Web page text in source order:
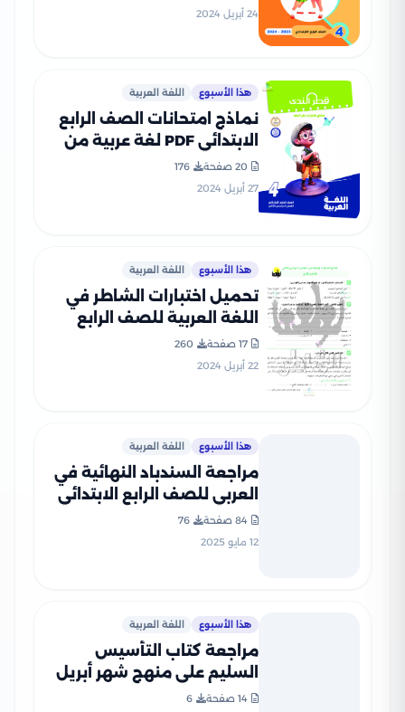
النموذجية
24 أبريل 2024
هذا الأسبوع اللغة العربية
نماذج امتحانات الصف الرابع
الابتدائي PDF لغة عربية من
قطر الندى 2024
20 صفحة
176
27 أبريل 2024
هذا الأسبوع اللغة العربية
تحميل اختبارات الشاطر في
اللغة العربية للصف الرابع
الابتدائي ترم ثاني
17 صفحة
260
22 أبريل 2024
هذا الأسبوع اللغة العربية
مراجعة السندباد النهائية في
العربي للصف الرابع الابتدائي
الترم الثاني PDF
84 صفحة
76
12 مايو 2025
هذا الأسبوع اللغة العربية
مراجعة كتاب التأسيس
السليم على منهج شهر أبريل
في مادة اللغة العربية لرابعة
14 صفحة
6